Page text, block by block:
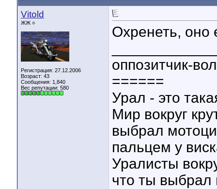
Vitold
ЖЖ ○
Регистрация: 27.12.2006
Возраст: 43
Сообщения: 1,840
Вес репутации: 580
Охренеть,
оппозитчик-
======
Урал - это
Мир вокруг
выбрал
пальцем у
Уралисты
что ты выбрал